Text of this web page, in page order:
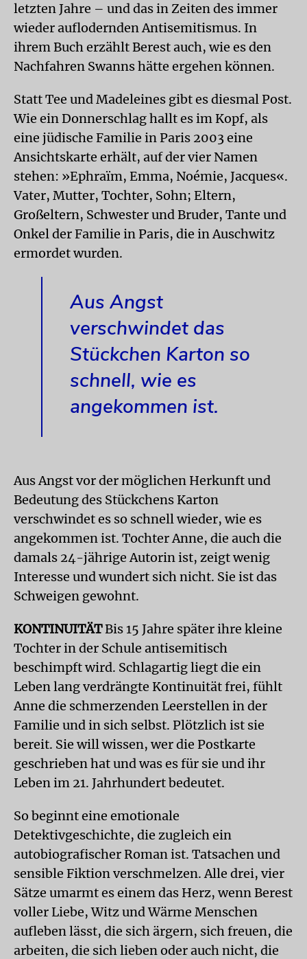
letzten Jahre – und das in Zeiten des immer
wieder auflodernden Antisemitismus. In
ihrem Buch erzählt Berest auch, wie es den
Nachfahren Swanns hätte ergehen können.
Statt Tee und Madeleines gibt es diesmal Post.
Wie ein Donnerschlag hallt es im Kopf, als
eine jüdische Familie in Paris 2003 eine
Ansichtskarte erhält, auf der vier Namen
stehen: »Ephraïm, Emma, Noémie, Jacques«.
Vater, Mutter, Tochter, Sohn; Eltern,
Großeltern, Schwester und Bruder, Tante und
Onkel der Familie in Paris, die in Auschwitz
ermordet wurden.
Aus Angst
verschwindet das
Stückchen Karton so
schnell, wie es
angekommen ist.
Aus Angst vor der möglichen Herkunft und
Bedeutung des Stückchens Karton
verschwindet es so schnell wieder, wie es
angekommen ist. Tochter Anne, die auch die
damals 24-jährige Autorin ist, zeigt wenig
Interesse und wundert sich nicht. Sie ist das
Schweigen gewohnt.
KONTINUITÄTBis 15 Jahre später ihre kleine
Tochter in der Schule antisemitisch
beschimpft wird. Schlagartig liegt die ein
Leben lang verdrängte Kontinuität frei, fühlt
Anne die schmerzenden Leerstellen in der
Familie und in sich selbst. Plötzlich ist sie
bereit. Sie will wissen, wer die Postkarte
geschrieben hat und was es für sie und ihr
Leben im 21. Jahrhundert bedeutet.
So beginnt eine emotionale
Detektivgeschichte, die zugleich ein
autobiografischer Roman ist. Tatsachen und
sensible Fiktion verschmelzen. Alle drei, vier
Sätze umarmt es einem das Herz, wenn Berest
voller Liebe, Witz und Wärme Menschen
aufleben lässt, die sich ärgern, sich freuen, die
arbeiten, die sich lieben oder auch nicht, die